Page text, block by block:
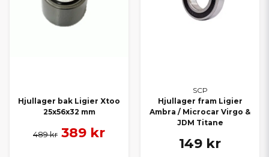
Hjullager bak Ligier Xtoo
25x56x32 mm
489 kr 389 kr
SCP
Hjullager fram Ligier
Ambra / Microcar Virgo &
JDM Titane
149 kr